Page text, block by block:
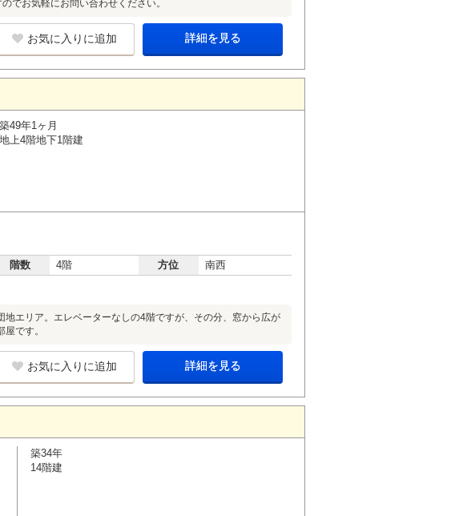
でお気軽にお問い合わせください。
お気に入りに追加 詳細を見る
築49年1ヶ月
地上4階地下1階建
階数 4階 方位 南西
エリア。エレベーターなしの4階ですが、その分、窓から広が
です。
お気に入りに追加 詳細を見る
築34年
14階建